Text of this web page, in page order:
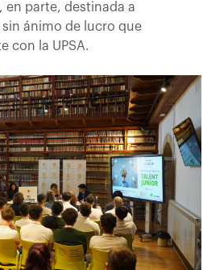
parte, destinada a
ánimo de lucro que
con la UPSA.